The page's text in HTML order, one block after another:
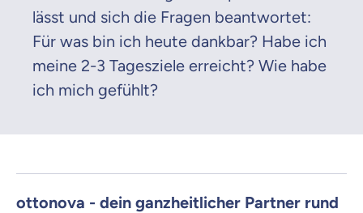
lässt und sich die Fragen beantwortet:
Für was bin ich heute dankbar? Habe ich
meine 2-3 Tagesziele erreicht? Wie habe
ich mich gefühlt?
ottonova - dein ganzheitlicher Partner rund